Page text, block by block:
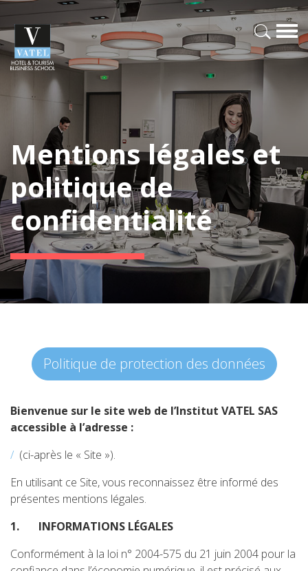
Mentions légales et
politique de
confidentialité
Politique de protection des données
Bienvenue sur le site web de l’Institut VATEL SAS
accessible à l’adresse :
/ (ci-après le « Site »).
En utilisant ce Site, vous reconnaissez être informé des
présentes mentions légales.
1. INFORMATIONS LÉGALES
Conformément à la loi n° 2004-575 du 21 juin 2004 pour la